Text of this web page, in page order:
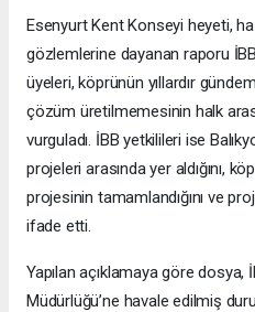
Esenyurt Kent Konseyi heyeti,
gözlemlerine dayanan raporu
üyeleri, köprünün yıllardır
çözüm üretilmemesinin halk
vurguladı. İBB yetkilileri ise
projeleri arasında yer aldığını,
projesinin tamamlandığını ve
ifade etti.
Yapılan açıklamaya göre dosya,
Müdürlüğü’ne havale edilmiş